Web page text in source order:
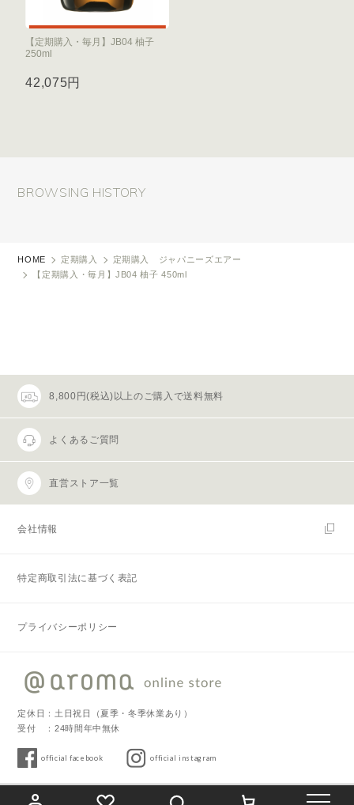
【定期購入・毎月】JB04 柚子
250ml
42,075円
BROWSING HISTORY
HOME 定期購入
定期購入 ジャパニーズエアー
【定期購入・毎月】JB04 柚子 450ml
8,800円(税込)以上のご購入で送料無料
よくあるご質問
直営ストア一覧
会社情報
特定商取引法に基づく表記
プライバシーポリシー
定休日：土日祝日（夏季・冬季休業あり）
受付 ：24時間年中無休
official facebook official instagram